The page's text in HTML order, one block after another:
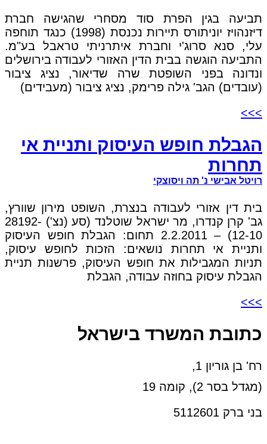
תביעה בגין הפרת סוד מסחרי שהגישה חברת
דיזנהויז יוניתורס תיירות נכנסת (1998) כנגד תוחפה
עלי, סנא סרוג'י וחברת איתרניתי טראבל בע"מ.
התביעה הוגשה בבית הדין האזורי לעבודה בירושלים
ונדונה בפני השופטת שרה שדיאור, נציג ציבור
(עובדים) הגב' גילה פרימק, נציג ציבור (מעבידים)
>>>
הגבלת חופש העיסוק ותניית אי
תחרות
רויטל אבישי נ' תה ויסוצקי
בית דין אזורי לעבודה בנצרת, השופט מירון שוורץ,
גב' קרן קנדרו, מר ישראל שוטלנד (סע (נצ') 28192-
12-10) – 2.2.2011 תחום: הגבלת חופש העיסוק
ותניית אי תחרות נושאים: הזכות לחופש עיסוק,
תניות המגבילות את חופש העיסוק, פרשנות תניית
הגבלת עיסוק בחוזה עבודה, הגבלת
>>>
כתובת המשרד בישראל
רח' בן גוריון 1,
(מגדל בסר 2), קומה 19
בני ברק 5112601